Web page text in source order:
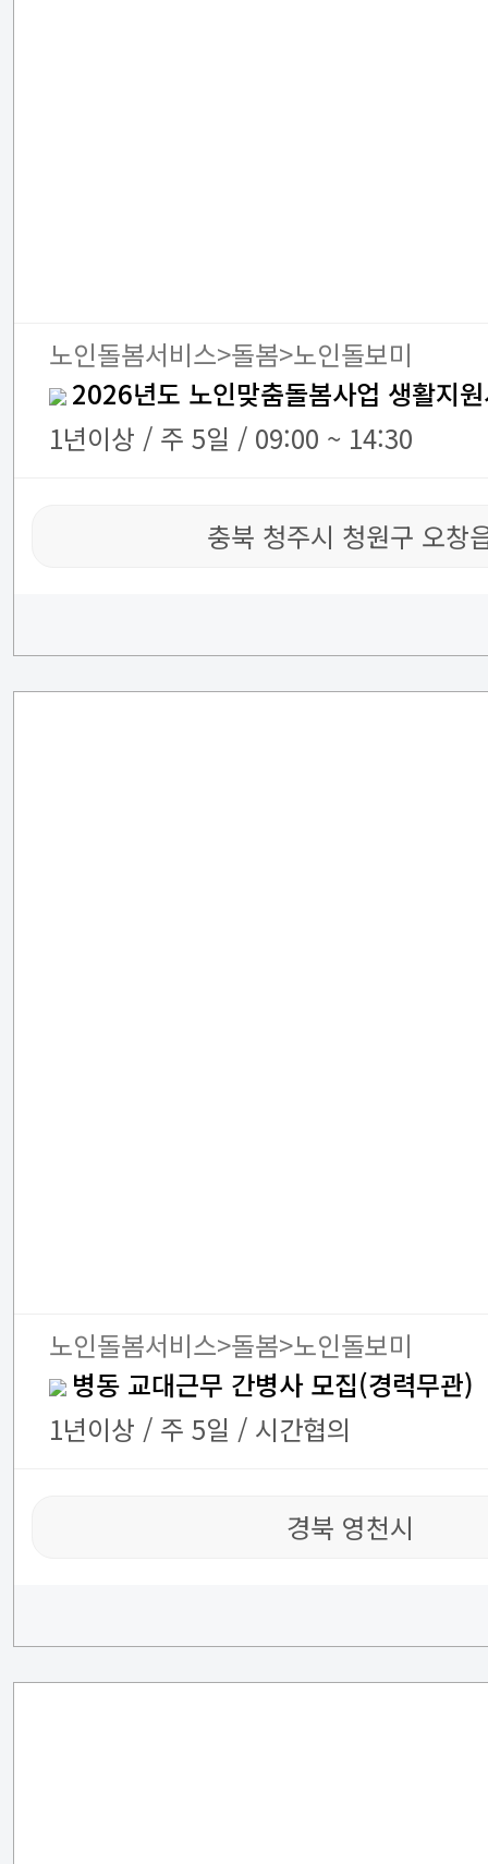
노인돌봄서비스>돌봄>노인돌보미
2026년도 노인맞춤돌봄사업 생활지
1년이상 / 주 5일 / 09:00 ~ 14:30
충북 청주시 청원구 오창
노인돌봄서비스>돌봄>노인돌보미
병동 교대근무 간병사 모집(경력무관)
1년이상 / 주 5일 / 시간협의
경북 영천시